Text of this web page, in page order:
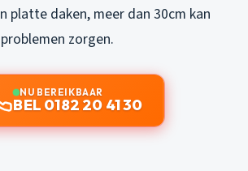
platte daken, meer dan 30cm kan
zorgen.
NU BEREIKBAAR
BEL 0182 20 41 30